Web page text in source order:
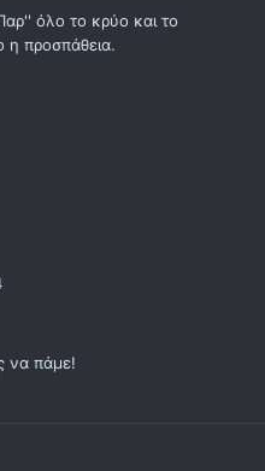
όλο το κρύο και το
η προσπάθεια.
να πάμε!